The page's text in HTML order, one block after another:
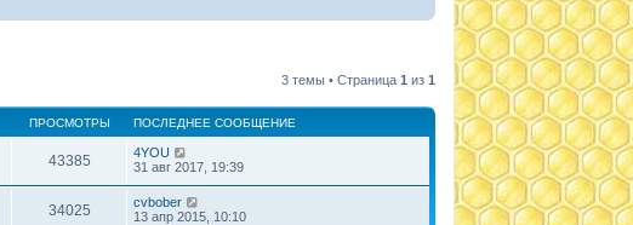
3 темы • Страница 1 из 1
ПРОСМОТРЫ ПОСЛЕДНЕЕ СООБЩЕНИЕ
43385
4YOU
31 авг 2017, 19:39
34025
cvbober
13 апр 2015, 10:10